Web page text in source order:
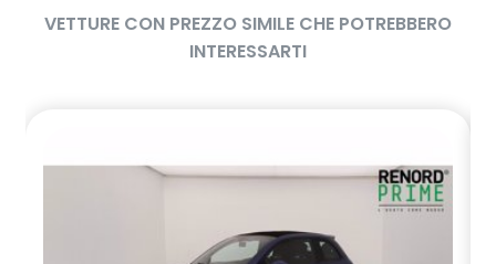
VETTURE CON PREZZO SIMILE CHE POTREBBERO
INTERESSARTI